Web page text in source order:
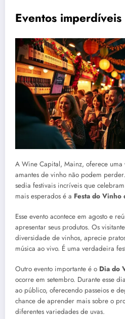
Eventos
A Wine Capital, Mainz, oferece uma
amantes de vinho não podem
sedia festivais incríveis que
mais esperados é a Festa do Vinho
Esse evento acontece em agosto e
apresentar seus produtos. Os
diversidade de vinhos, aprecie
música ao vivo. É uma verdadeira
Outro evento importante é o Dia do
ocorre em setembro. Durante esse
ao público, oferecendo passeios e
chance de aprender mais sobre o
diferentes variedades de uvas.